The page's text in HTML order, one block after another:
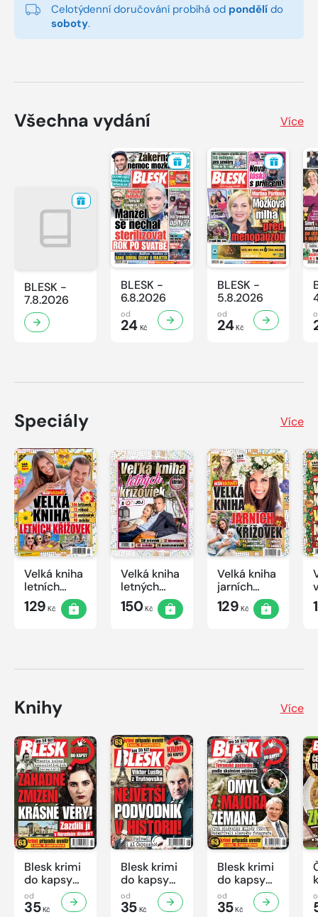
Celotýdenní doručování probíhá od pondělí do
soboty.
Všechna vydání Více
BLESK -
7.8.2026
BLESK -
6.8.2026
od
24Kč
BLESK -
5.8.2026
od
24Kč
Speciály Více
Velká kniha
letních
křížovek
2026
129 Kč
Velká kniha
letných
krížoviek s
TV JOJ
150Kč
Velká kniha
jarních
křížovek
2026
129 Kč
Knihy Více
Blesk krimi
do kapsy
č.7/2026
od
35Kč
Blesk krimi
do kapsy
č.6/2026
od
35Kč
Blesk krimi
do kapsy
č.5/2026
od
35Kč